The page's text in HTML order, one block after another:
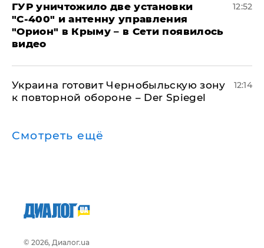
ГУР уничтожило две установки
"С‑400" и антенну управления
"Орион" в Крыму – в Сети появилось
видео
12:52
Украина готовит Чернобыльскую зону
к повторной обороне – Der Spiegel
12:14
Смотреть ещё
© 2026, Диалог.ua